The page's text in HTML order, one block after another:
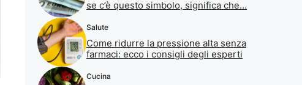
se c’è questo simbolo, significa che…
Salute
Come ridurre la pressione alta senza
farmaci: ecco i consigli degli esperti
Cucina